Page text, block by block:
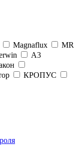
Magnaflux
MR
А3
КРОПУС